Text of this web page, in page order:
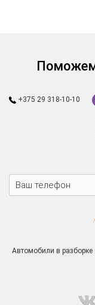
Поможем
+375 29 318-10-10
Автомобили в разборке